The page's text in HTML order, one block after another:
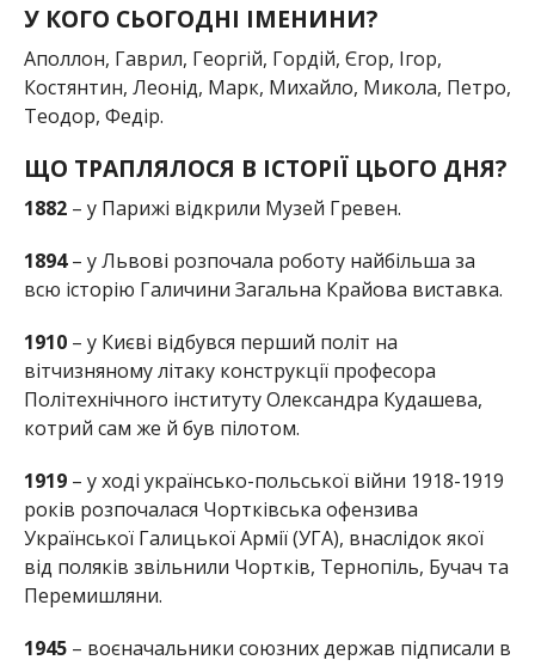
У КОГО СЬОГОДНІ ІМЕНИНИ?
Аполлон, Гаврил, Георгій, Гордій, Єгор, Ігор,
Костянтин, Леонід, Марк, Михайло, Микола, Петро,
Теодор, Федір.
ЩО ТРАПЛЯЛОСЯ В ІСТОРІЇ ЦЬОГО ДНЯ?
1882– у Парижі відкрили Музей Гревен.
1894– у Львові розпочала роботу найбільша за
всю історію Галичини Загальна Крайова виставка.
1910– у Києві відбувся перший політ на
вітчизняному літаку конструкції професора
Політехнічного інституту Олександра Кудашева,
котрий сам же й був пілотом.
1919– у ході українсько-польської війни 1918-1919
років розпочалася Чортківська офензива
Української Галицької Армії (УГА), внаслідок якої
від поляків звільнили Чортків, Тернопіль, Бучач та
Перемишляни.
1945– воєначальники союзних держав підписали в